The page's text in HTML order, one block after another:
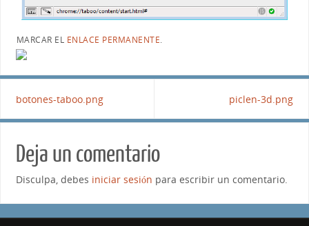
MARCAR EL ENLACE PERMANENTE.
botones-taboo.png piclen-3d.png
Deja un comentario
Disculpa, debes iniciar sesión para escribir un comentario.